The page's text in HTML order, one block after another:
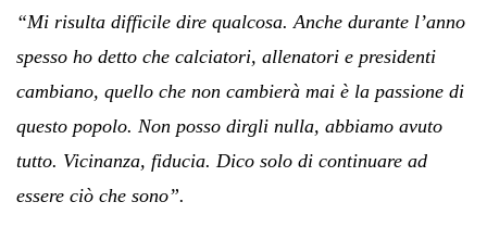
“Mi risulta difficile dire qualcosa. Anche durante l’anno
spesso ho detto che calciatori, allenatori e presidenti
cambiano, quello che non cambierà mai è la passione di
questo popolo. Non posso dirgli nulla, abbiamo avuto
tutto. Vicinanza, fiducia. Dico solo di continuare ad
essere ciò che sono”.